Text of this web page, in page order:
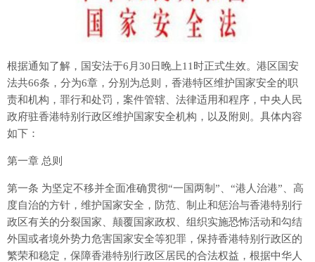
根据通知了解，国安法于6月30日晚上11时正式生效。港区国安
法共66条，分为6章，分别为总则，香港特区维护国家安全的职
责和机构，罪行和处罚，案件管辖、法律适用和程序，中央人民
政府驻香港特别行政区维护国家安全机构，以及附则。具体内容
如下：
第一章 总则
第一条 为坚定不移并全面准确贯彻“一国两制”、“港人治港”、高
度自治的方针，维护国家安全，防范、制止和惩治与香港特别行
政区有关的分裂国家、颠覆国家政权、组织实施恐怖活动和勾结
外国或者境外势力危害国家安全等犯罪，保持香港特别行政区的
繁荣和稳定，保障香港特别行政区居民的合法权益，根据中华人